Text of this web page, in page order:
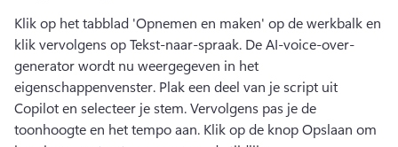
Klik op het tabblad 'Opnemen en maken' op de werkbalk en
klik vervolgens op Tekst-naar-spraak. De AI-voice-over-
generator wordt nu weergegeven in het
eigenschappenvenster. Plak een deel van je script uit
Copilot en selecteer je stem. Vervolgens pas je de
toonhoogte en het tempo aan. Klik op de knop Opslaan om